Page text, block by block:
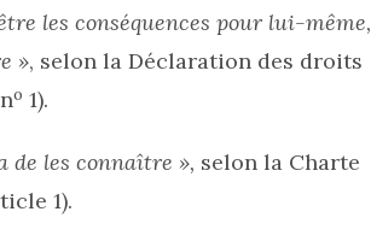
les conséquences pour lui-même,
», selon la Déclaration des droits
o 1).
de les connaître », selon la Charte
1).